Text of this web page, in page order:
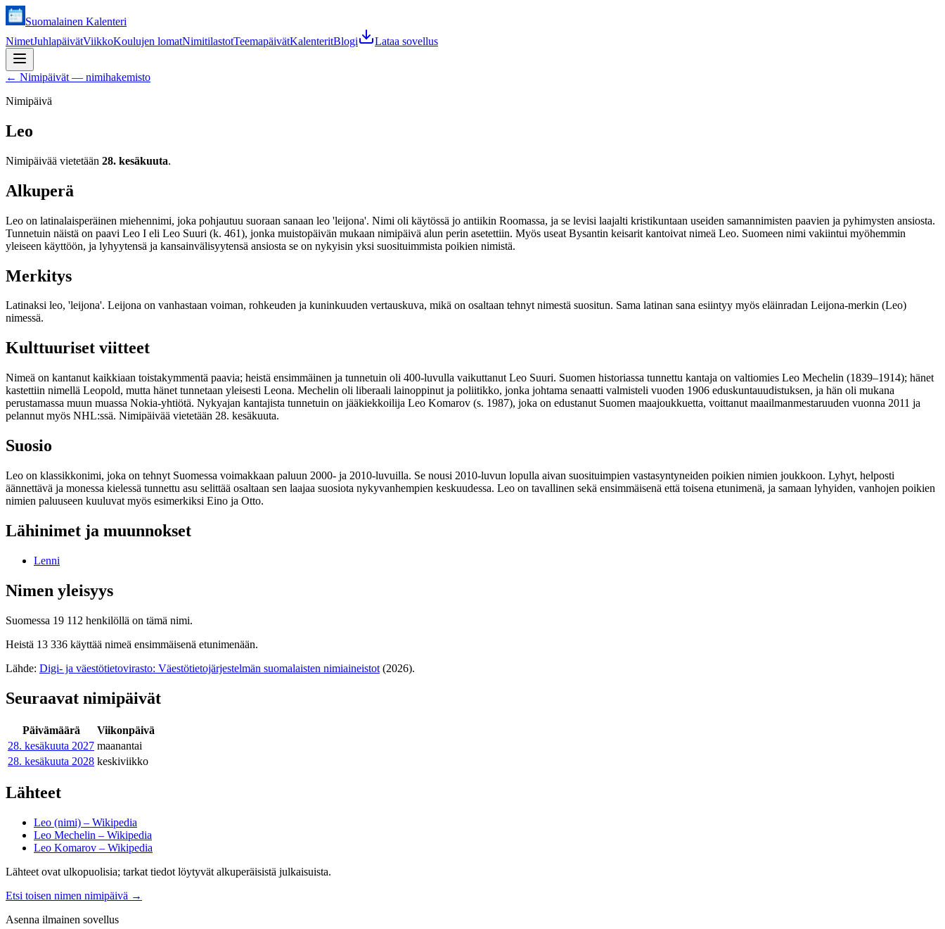
Suomalainen Kalenteri
NimetJuhlapäivätViikkoKoulujen lomatNimitilastotTeemapäivätKalenteritBlogi Lataa sovellus
← Nimipäivät — nimihakemisto
Nimipäivä
Leo
Nimipäivää vietetään 28. kesäkuuta.
Alkuperä
Leo on latinalaisperäinen miehennimi, joka pohjautuu suoraan sanaan leo 'leijona'. Nimi oli käytössä jo antiikin Roomassa, ja se levisi laajalti kristikuntaan useiden samannimisten paavien ja pyhimysten ansiosta.
Tunnetuin näistä on paavi Leo I eli Leo Suuri (k. 461), jonka muistopäivän mukaan nimipäivä alun perin asetettiin. Myös useat Bysantin keisarit kantoivat nimeä Leo. Suomeen nimi vakiintui myöhemmin
yleiseen käyttöön, ja lyhyytensä ja kansainvälisyytensä ansiosta se on nykyisin yksi suosituimmista poikien nimistä.
Merkitys
Latinaksi leo, 'leijona'. Leijona on vanhastaan voiman, rohkeuden ja kuninkuuden vertauskuva, mikä on osaltaan tehnyt nimestä suositun. Sama latinan sana esiintyy myös eläinradan Leijona-merkin (Leo)
nimessä.
Kulttuuriset viitteet
Nimeä on kantanut kaikkiaan toistakymmentä paavia; heistä ensimmäinen ja tunnetuin oli 400-luvulla vaikuttanut Leo Suuri. Suomen historiassa tunnettu kantaja on valtiomies Leo Mechelin (1839–1914); hänet
kastettiin nimellä Leopold, mutta hänet tunnetaan yleisesti Leona. Mechelin oli liberaali lainoppinut ja poliitikko, jonka johtama senaatti valmisteli vuoden 1906 eduskuntauudistuksen, ja hän oli mukana
perustamassa muun muassa Nokia-yhtiötä. Nykyajan kantajista tunnetuin on jääkiekkoilija Leo Komarov (s. 1987), joka on edustanut Suomen maajoukkuetta, voittanut maailmanmestaruuden vuonna 2011 ja
pelannut myös NHL:ssä. Nimipäivää vietetään 28. kesäkuuta.
Suosio
Leo on klassikkonimi, joka on tehnyt Suomessa voimakkaan paluun 2000- ja 2010-luvuilla. Se nousi 2010-luvun lopulla aivan suosituimpien vastasyntyneiden poikien nimien joukkoon. Lyhyt, helposti
äännettävä ja monessa kielessä tunnettu asu selittää osaltaan sen laajaa suosiota nykyvanhempien keskuudessa. Leo on tavallinen sekä ensimmäisenä että toisena etunimenä, ja samaan lyhyiden, vanhojen poikien
nimien paluuseen kuuluvat myös esimerkiksi Eino ja Otto.
Lähinimet ja muunnokset
Lenni
Nimen yleisyys
Suomessa 19 112 henkilöllä on tämä nimi.
Heistä 13 336 käyttää nimeä ensimmäisenä etunimenään.
Lähde: Digi- ja väestötietovirasto: Väestötietojärjestelmän suomalaisten nimiaineistot (2026).
Seuraavat nimipäivät
Päivämäärä
Viikonpäivä
28. kesäkuuta 2027 maanantai
28. kesäkuuta 2028 keskiviikko
Lähteet
Leo (nimi) – Wikipedia
Leo Mechelin – Wikipedia
Leo Komarov – Wikipedia
Lähteet ovat ulkopuolisia; tarkat tiedot löytyvät alkuperäisistä julkaisuista.
Etsi toisen nimen nimipäivä →
Asenna ilmainen sovellus